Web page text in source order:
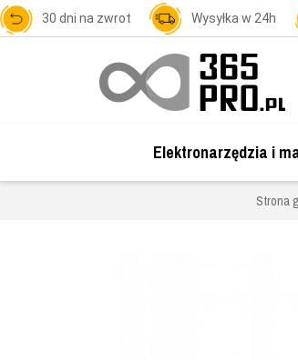
30 dni na zwrot Wysyłka w 24h
Elektronarzędzia i
Strona